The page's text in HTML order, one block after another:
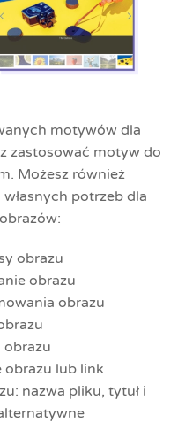
motywów dla
zastosować motyw do
Możesz również
potrzeb dla
obrazu
obrazu
obrazu
obrazu
obrazu lub link
nazwa pliku, tytuł i